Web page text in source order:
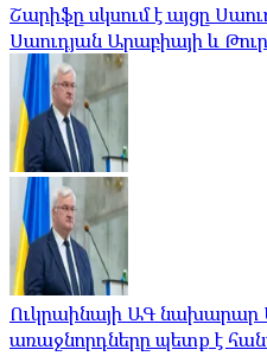
Շարիֆը սկսում է այցը
Սաուդյան Արաբիայի և
Ուկրաինայի ԱԳ նախարար
առաջնորդները պետք է